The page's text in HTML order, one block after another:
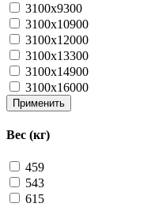
3100x9300
3100x10900
3100x12000
3100x13300
3100x14900
3100x16000
Применить
Вес (кг)
459
543
615